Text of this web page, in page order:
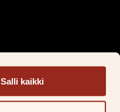
Salli kaikki